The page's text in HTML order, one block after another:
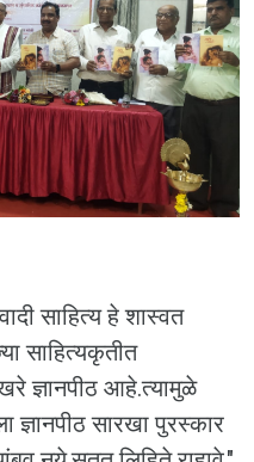
साहित्य हे शास्वत
साहित्यकृतीत
ज्ञानपीठ आहे.त्यामुळे
ज्ञानपीठ सारखा पुरस्कार